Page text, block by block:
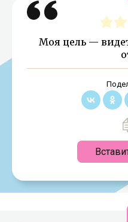
Моя цель —